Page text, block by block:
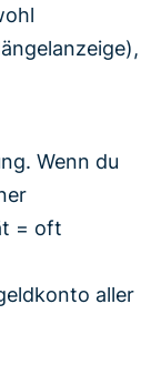
Wenn du
= oft
aller